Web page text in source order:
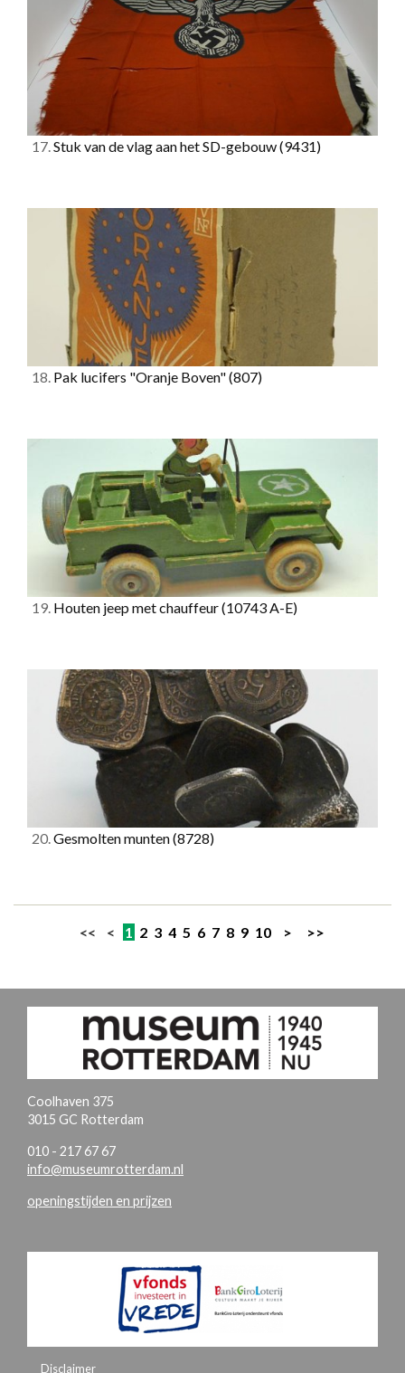
17.Stuk van de vlag aan het SD-gebouw(9431)
18. Pak lucifers "Oranje Boven"(807)
19. Houten jeep met chauffeur(10743 A-E)
20.Gesmolten munten(8728)
<< < 1 2 3 4 5 6 7 8 9 10 > >>
Coolhaven 375
3015 GC Rotterdam
010 - 217 67 67
info@museumrotterdam.nl
openingstijden en prijzen
Disclaimer